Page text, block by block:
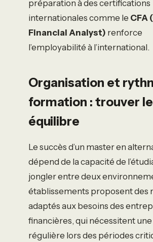
préparation à des certifications
internationales comme le CFA
Financial Analyst) renforce
l’employabilité à l’international.
Organisation et
formation : trouver
équilibre
Le succès d’un master en
dépend de la capacité de
jongler entre deux
établissements proposent des
adaptés aux besoins des
financières, qui nécessitent
régulière lors des périodes